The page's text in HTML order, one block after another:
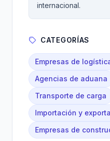
internacional.
CATEGORÍAS
Empresas de
Agencias de aduana
Transporte de carga
Importación y
Empresas de